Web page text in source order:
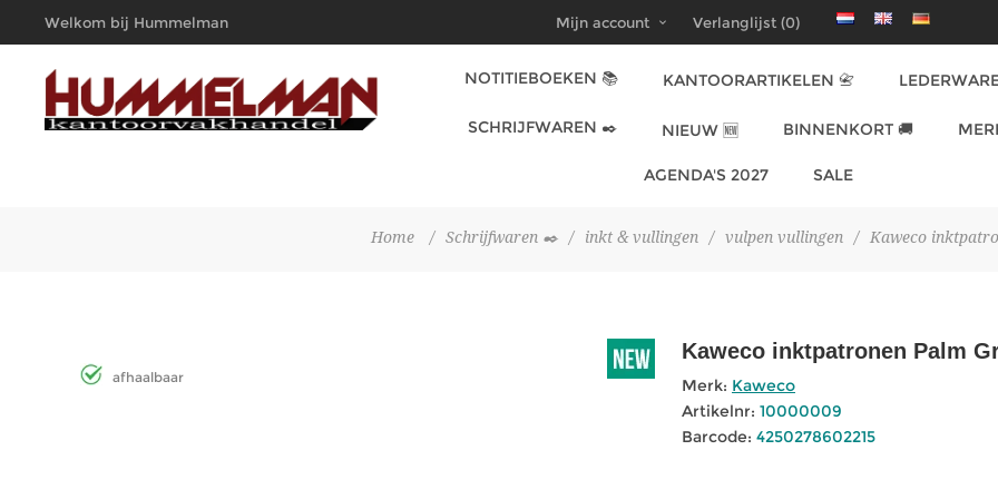
Welkom bij Hummelman
Kantoorvakhandel
Mijn account Verlanglijst (0)
NOTITIEBOEKEN 📚 KANTOORARTIKELEN 📇
SCHRIJFWAREN ✒️ NIEUW 🆕 BINNENKORT 🚚
AGENDA'S 2027 SALE
Home / Schrijfwaren ✒️ / inkt & vullingen / vulpen vullingen / Kaweco
afhaalbaar
Kaweco inktpatronen Palm
Merk: Kaweco
Artikelnr: 10000009
Barcode: 4250278602215